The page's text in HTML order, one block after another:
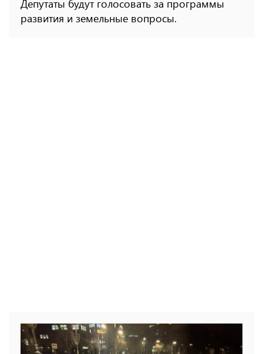
Депутаты будут голосовать за программы
развития и земельные вопросы.